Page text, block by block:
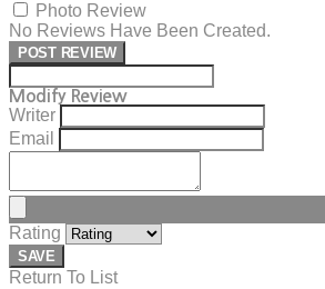
Photo Review
No Reviews Have Been Created.
POST REVIEW
Modify Review
Writer
Email
Rating
SAVE
Return To List